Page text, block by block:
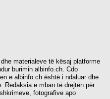
materialeve të kësaj platforme
burimin albinfo.ch. Cdo
e albinfo.ch është i ndaluar dhe
Redaksia e mban të drejtën për
fotografive apo